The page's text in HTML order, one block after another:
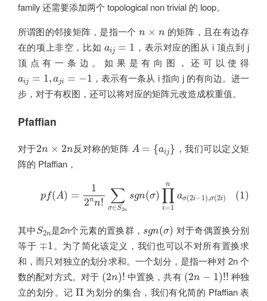
family 还需要添加两个 topological non trivial 的 loop。
所谓图的邻接矩阵，是指一个 n × n
n×n
的矩阵，且在有边存
在的项上非空，比如 aij = 1
aij=1
，表示对应的图从 i 顶点到 j
顶点有一条边。如果是有向图，还可以使得
aij = 1, aji = −1
aij=1 a i=− 1
，表示有一条从 i 指向 j 的有向边。进一
步，对于有权图，还可以将对应的矩阵元改造成权重值。
Pfaffian
对于2n × 2n
2n ×2 n 反对称的矩阵 A = {aij}
A ={a ij}
，我们可以定义矩
阵的 Pfaffian，
pf(A) =
1
2nn! ∑
σ∈S2n
sgn(σ)
n
∏
i=1
aσ(2i−1),σ(2i) (1)
∑σ ∏i
其中 S2n
S2 n
是2n个元素的置换群， sgn(σ)
sgn(σ) 对于奇偶置换分别
等于 ∓1
∓1 。为了简化该定义，我们也可以不对所有置换求
和，而只对独立的划分求和。一个划分，是指一种对 2n 个
数的配对方式。对于 (2n)!
(2n)! 中置换，共有 (2n − 1)!!
(2n )!!
种独
立的划分。记 Π
Π 为划分的集合，我们有化简的 Pfaffian 表